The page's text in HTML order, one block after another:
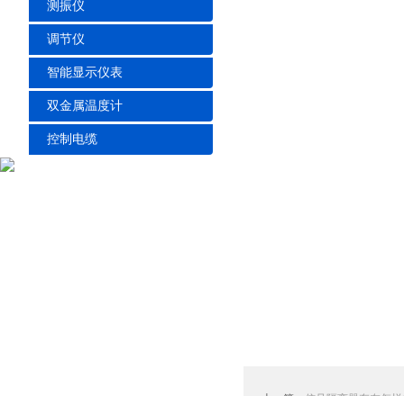
测振仪
调节仪
智能显示仪表
双金属温度计
控制电缆